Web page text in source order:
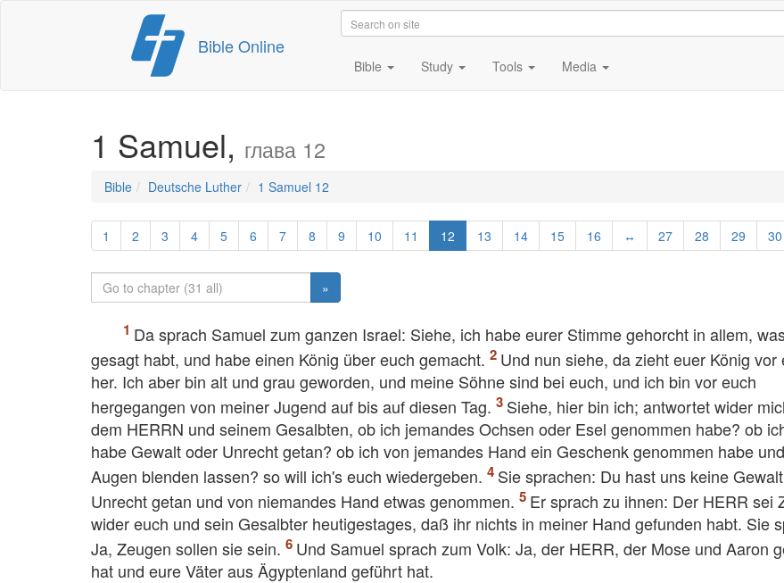
content
Bible Online
Bible Study Tools Media
1 Samuel, глава 12
Bible Deutsche Luther 1 Samuel 12
1 2 3 4 5 6 7 8 9 10 11 12 13 14 15 16 ↔ 27 28 29 30
»
Da sprach Samuel zum ganzen Israel: Siehe, ich habe eurer Stimme gehorcht in allem,
gesagt habt, und habe einen König über euch gemacht.
Und nun siehe, da zieht euer König vor
her. Ich aber bin alt und grau geworden, und meine Söhne sind bei euch, und ich bin vor euch
hergegangen von meiner Jugend auf bis auf diesen Tag.
Siehe, hier bin ich; antwortet wider
dem HERRN und seinem Gesalbten, ob ich jemandes Ochsen oder Esel genommen habe? ob
habe Gewalt oder Unrecht getan? ob ich von jemandes Hand ein Geschenk genommen habe
Augen blenden lassen? so will ich's euch wiedergeben.
Sie sprachen: Du hast uns keine
Unrecht getan und von niemandes Hand etwas genommen.
Er sprach zu ihnen: Der HERR sei
wider euch und sein Gesalbter heutigestages, daß ihr nichts in meiner Hand gefunden habt. Sie
Ja, Zeugen sollen sie sein.
Und Samuel sprach zum Volk: Ja, der HERR, der Mose und Aaron
hat und eure Väter aus Ägyptenland geführt hat.